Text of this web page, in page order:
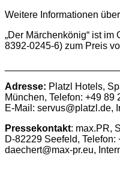
Weitere Informationen
„Der Märchenkönig“ ist
8392-0245-6) zum Preis
Adresse: Platzl Hotels,
München, Telefon: +49 89
E-Mail: servus@platzl.de,
Pressekontakt: max.PR,
D-82229 Seefeld,
daechert@max-pr.eu,